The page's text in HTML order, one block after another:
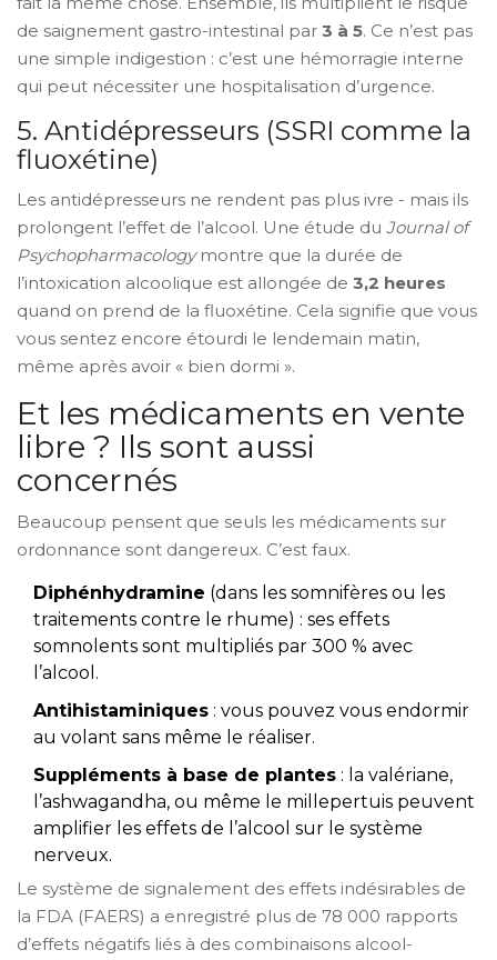
de saignement gastro-intestinal par 3 à 5. Ce n’est pas
une simple indigestion : c’est une hémorragie interne
qui peut nécessiter une hospitalisation d’urgence.
5. Antidépresseurs (SSRI comme la
fluoxétine)
Les antidépresseurs ne rendent pas plus ivre - mais ils
prolongent l’effet de l’alcool. Une étude du Journal of
Psychopharmacologymontre que la durée de
l’intoxication alcoolique est allongée de 3,2 heures
quand on prend de la fluoxétine. Cela signifie que vous
vous sentez encore étourdi le lendemain matin,
même après avoir « bien dormi ».
Et les médicaments en vente
libre ? Ils sont aussi
concernés
Beaucoup pensent que seuls les médicaments sur
ordonnance sont dangereux. C’est faux.
Diphénhydramine (dans les somnifères ou les
traitements contre le rhume) : ses effets
somnolents sont multipliés par 300 % avec
l’alcool.
Antihistaminiques : vous pouvez vous endormir
au volant sans même le réaliser.
Suppléments à base de plantes : la valériane,
l’ashwagandha, ou même le millepertuis peuvent
amplifier les effets de l’alcool sur le système
nerveux.
Le système de signalement des effets indésirables de
la FDA (FAERS) a enregistré plus de 78 000 rapports
d’effets négatifs liés à des combinaisons alcool-